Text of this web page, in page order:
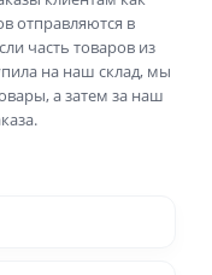
отправляются в
часть товаров из
на наш склад, мы
а затем за наш